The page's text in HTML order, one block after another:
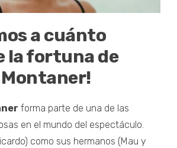
a cuánto
la fortuna de
forma parte de una de las
en el mundo del espectáculo.
como sus hermanos (Mau y